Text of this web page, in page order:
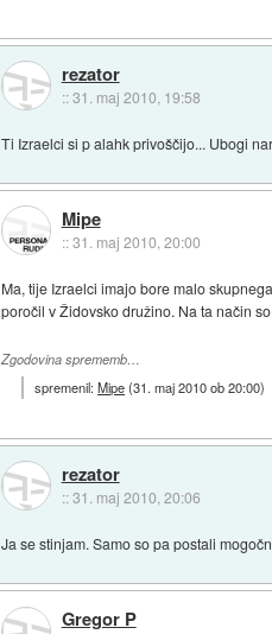
rezator
::31. maj 2010, 19:58
Ti Izraelci si p alahk privoščijo... Ubogi
Mipe
::31. maj 2010, 20:00
Ma, tije Izraelci imajo bore malo
poročil v Židovsko družino. Na ta način
Zgodovina sprememb…
spremenil:Mipe(31. maj 2010 ob 20:00)
rezator
::31. maj 2010, 20:06
Ja se stinjam. Samo so pa postali
Gregor P